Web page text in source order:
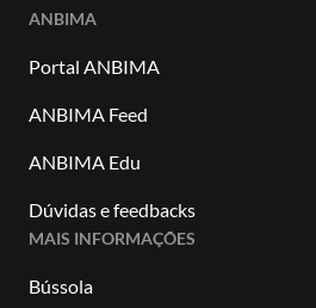
ANBIMA
Portal ANBIMA
ANBIMA Feed
ANBIMA Edu
Dúvidas e feedbacks
MAIS INFORMAÇÕES
Bússola